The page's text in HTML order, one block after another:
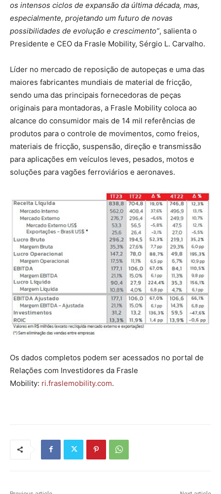
os intensos ciclos de expansão da última década, mas,
especialmente, projetando um futuro de novas
possibilidades de evolução e crescimento”, salienta o
Presidente e CEO da Frasle Mobility, Sérgio L. Carvalho.
Líder no mercado de reposição de autopeças e uma das
maiores fabricantes mundiais de material de fricção,
sendo uma das principais fornecedoras de peças
originais para montadoras, a Frasle Mobility coloca ao
alcance do consumidor mais de 14 mil referências de
produtos para o controle de movimentos, como freios,
materiais de fricção, suspensão, direção e transmissão
para aplicações em veículos leves, pesados, motos e
soluções para vagões ferroviários e aeronaves.
Os dados completos podem ser acessados no portal de
Relações com Investidores da Frasle
Mobility: ri.fraslemobility.com.